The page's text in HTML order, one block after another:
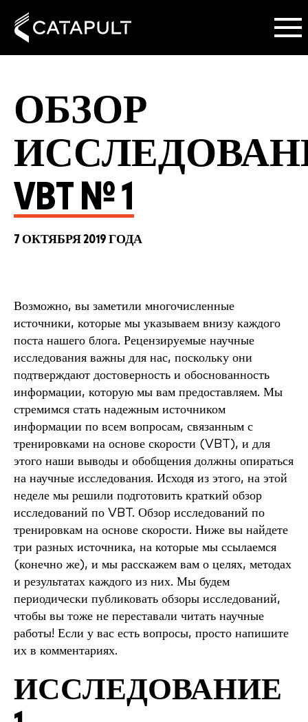
ОБЗОР
VBT № 1
7 ОКТЯБРЯ 2019 ГОДА
Возможно, вы заметили многочисленные
источники, которые мы указываем внизу каждого
поста нашего блога. Рецензируемые научные
исследования важны для нас, поскольку они
подтверждают достоверность и обоснованность
информации, которую мы вам предоставляем. Мы
стремимся стать надежным источником
информации по всем вопросам, связанным с
тренировками на основе скорости (VBT), и для
этого наши выводы и обобщения должны опираться
на научные исследования. Исходя из этого, на этой
неделе мы решили подготовить краткий обзор
исследований по VBT. Обзор исследований по
тренировкам на основе скорости. Ниже вы найдете
три разных источника, на которые мы ссылаемся
(конечно же), и мы расскажем вам о целях, методах
и результатах каждого из них. Мы будем
периодически публиковать обзоры исследований,
чтобы вы тоже не переставали читать научные
работы! Если у вас есть вопросы, просто напишите
их в комментариях.
ИССЛЕДОВАНИЕ